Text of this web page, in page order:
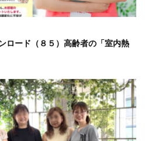
ロード（８５）高齢者の「室内熱